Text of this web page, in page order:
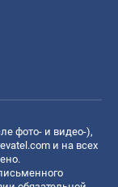
фото- и видео-),
и на всех